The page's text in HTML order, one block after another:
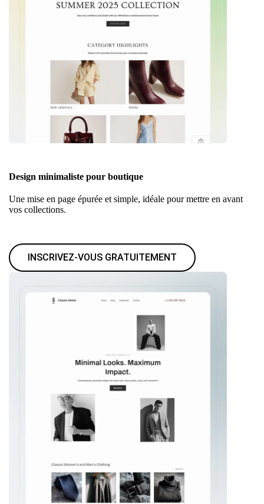
Design minimaliste pour boutique
Une mise en page épurée et simple, idéale pour mettre en avant
vos collections.
INSCRIVEZ-VOUS GRATUITEMENT